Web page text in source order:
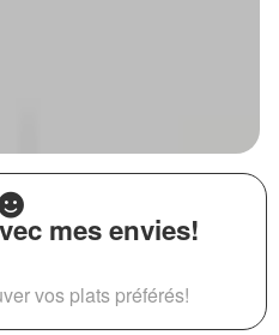
mes envies!
vos plats préférés!